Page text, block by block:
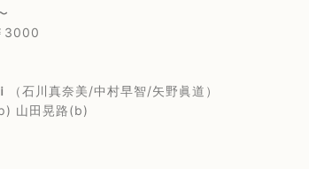
（石川真奈美/中村早智/矢野眞道）
田晃路(b)